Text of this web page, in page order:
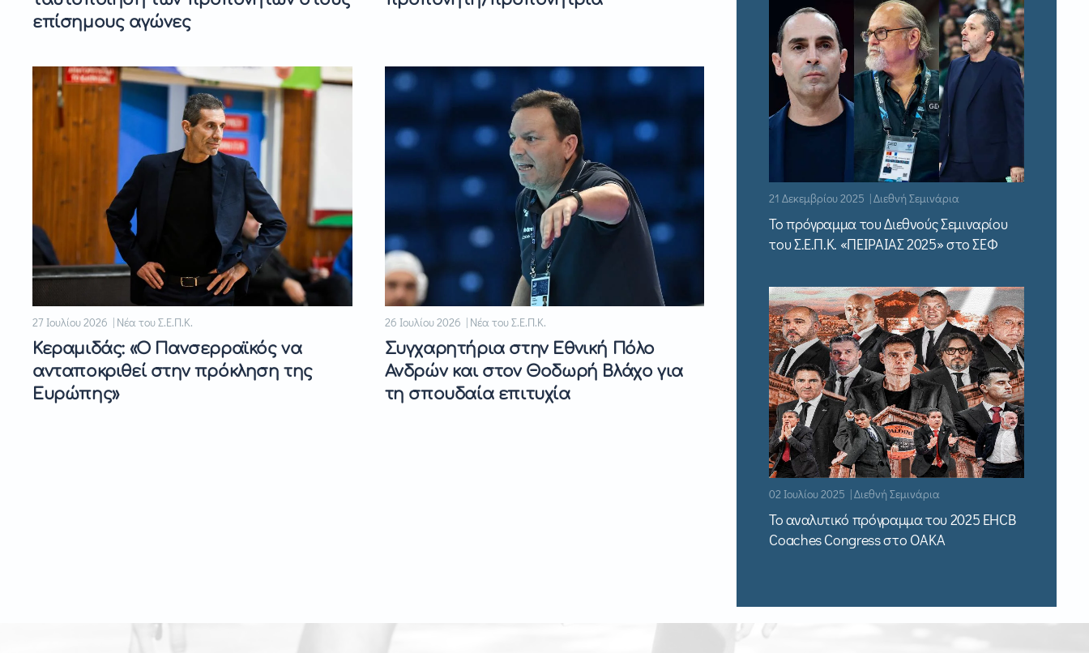
επίσημους αγώνες
27 Ιουλίου 2026 | Νέα του Σ.Ε.Π.Κ.
Κεραμιδάς: «Ο Πανσερραϊκός να
ανταποκριθεί στην πρόκληση της
Ευρώπης»
26 Ιουλίου 2026 | Νέα του Σ.Ε.Π.Κ.
Συγχαρητήρια στην Εθνική Πόλο
Ανδρών και στον Θοδωρή Βλάχο για
τη σπουδαία επιτυχία
21 Δεκεμβρίου 2025 | Διεθνή Σεμινάρια
Το πρόγραμμα του Διεθνούς Σεμιναρίου
του Σ.Ε.Π.Κ. «ΠΕΙΡΑΙΑΣ 2025» στο ΣΕΦ
02 Ιουλίου 2025 | Διεθνή Σεμινάρια
Το αναλυτικό πρόγραμμα του 2025 EHCB
Coaches Congress στο ΟΑΚΑ